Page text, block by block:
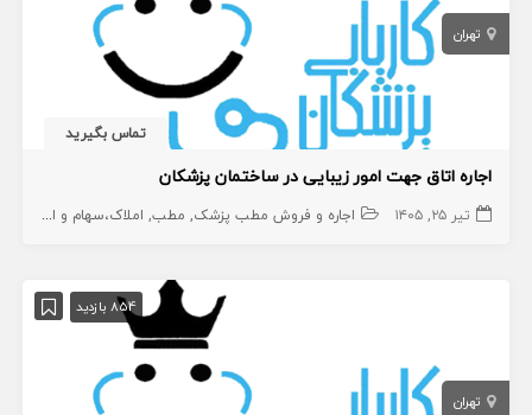
تهران
تماس بگیرید
اجاره اتاق جهت امور زیبایی در ساختمان پزشکان
تیر ۲۵, ۱۴۰۵ اجاره و فروش مطب پزشک مطب املاک،سهام و امتیاز
854 بازدید
تهران